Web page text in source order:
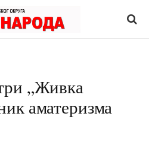
„Живка
аматеризма